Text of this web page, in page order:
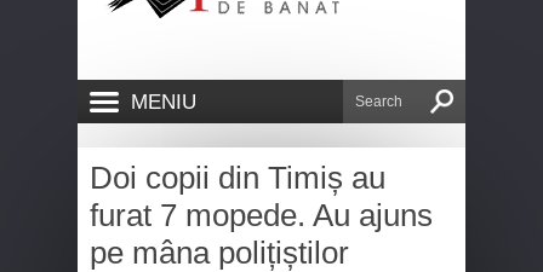
MENIU
Doi copii din Timiș au
furat 7 mopede. Au ajuns
pe mâna polițiștilor